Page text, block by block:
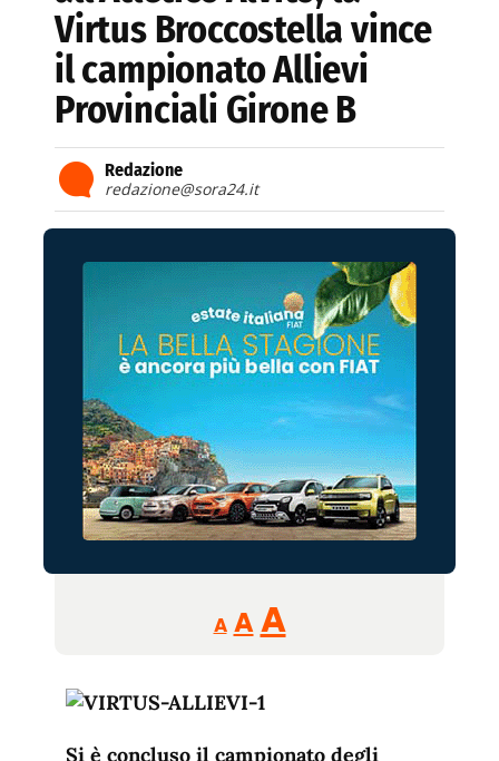
Virtus Broccostella vince
il campionato Allievi
Provinciali Girone B
Redazione
redazione@sora24.it
A
Reducir
tamaño
A Restablecer
de
AAumentar
Si è concluso il campionato degli